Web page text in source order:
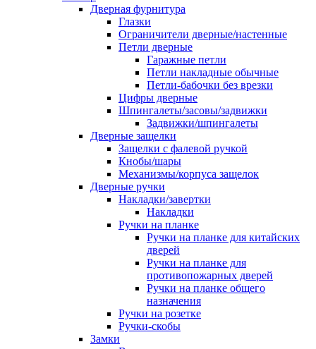
Дверная фурнитура
Глазки
Ограничители дверные/настенные
Петли дверные
Гаражные петли
Петли накладные обычные
Петли-бабочки без врезки
Цифры дверные
Шпингалеты/засовы/задвижки
Задвижки/шпингалеты
Дверные защелки
Защелки с фалевой ручкой
Кнобы/шары
Механизмы/корпуса защелок
Дверные ручки
Накладки/завертки
Накладки
Ручки на планке
Ручки на планке для китайских
дверей
Ручки на планке для
противопожарных дверей
Ручки на планке общего
назначения
Ручки на розетке
Ручки-скобы
Замки